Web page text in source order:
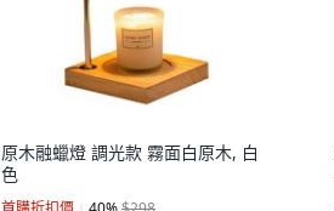
原木融蠟燈 調光款 霧面白原木, 白
色